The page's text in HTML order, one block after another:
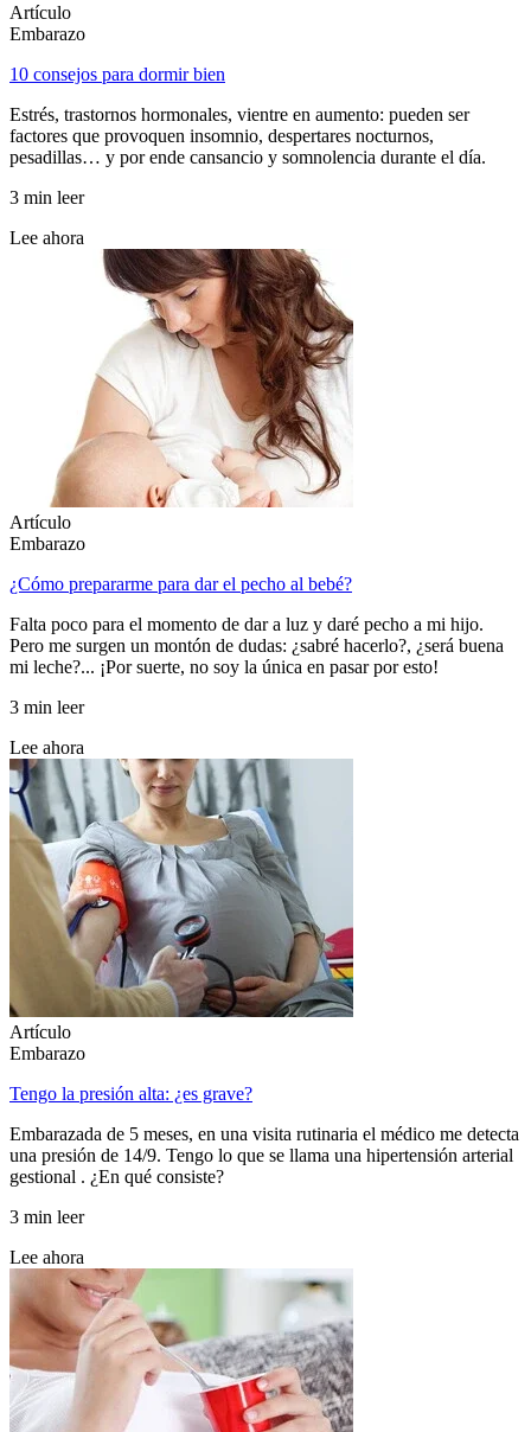
Artículo
Embarazo
10 consejos para dormir bien
Estrés, trastornos hormonales, vientre en aumento: pueden ser
factores que provoquen insomnio, despertares nocturnos,
pesadillas… y por ende cansancio y somnolencia durante el día.
3 min leer
Lee ahora
Artículo
Embarazo
¿Cómo prepararme para dar el pecho al bebé?
Falta poco para el momento de dar a luz y daré pecho a mi hijo.
Pero me surgen un montón de dudas: ¿sabré hacerlo?, ¿será buena
mi leche?... ¡Por suerte, no soy la única en pasar por esto!
3 min leer
Lee ahora
Artículo
Embarazo
Tengo la presión alta: ¿es grave?
Embarazada de 5 meses, en una visita rutinaria el médico me detecta
una presión de 14/9. Tengo lo que se llama una hipertensión arterial
gestional . ¿En qué consiste?
3 min leer
Lee ahora